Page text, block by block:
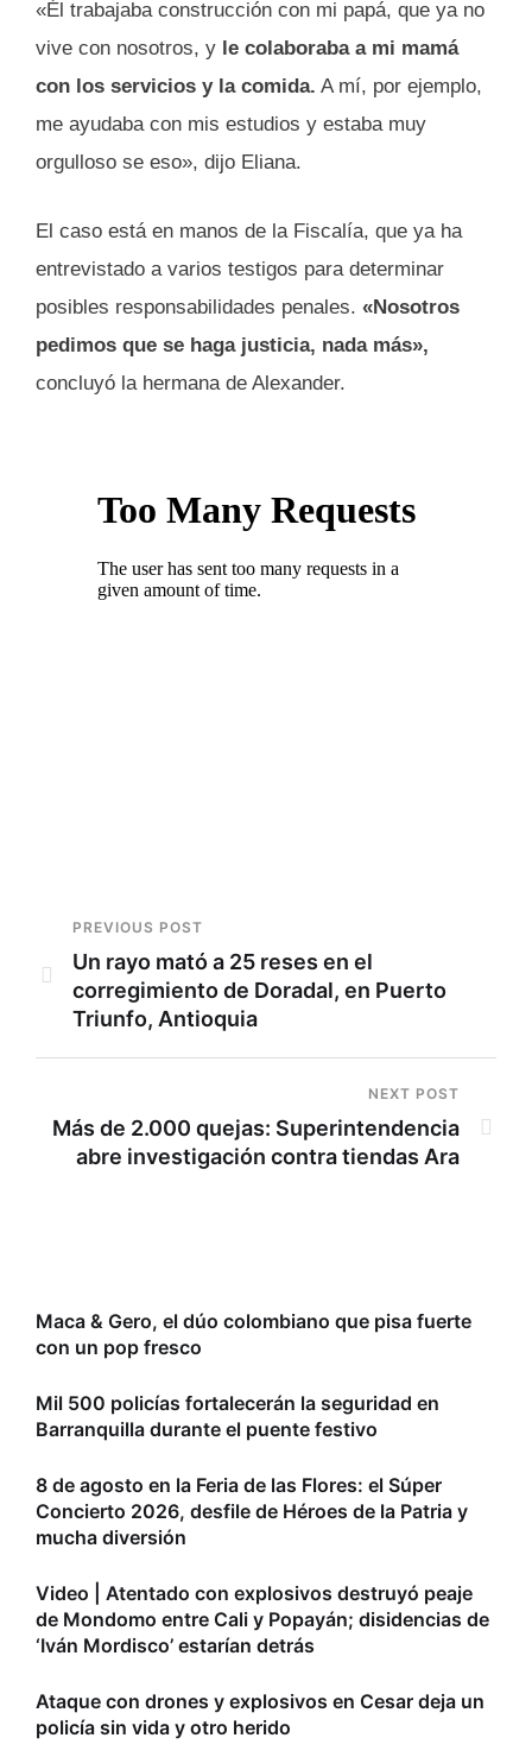
«Él trabajaba construcción con mi papá, que ya no
vive con nosotros, y le colaboraba a mi mamá
con los servicios y la comida. A mí, por ejemplo,
me ayudaba con mis estudios y estaba muy
orgulloso se eso», dijo Eliana.
El caso está en manos de la Fiscalía, que ya ha
entrevistado a varios testigos para determinar
posibles responsabilidades penales. «Nosotros
pedimos que se haga justicia, nada más»,
concluyó la hermana de Alexander.
PREVIOUS POST
Un rayo mató a 25 reses en el
corregimiento de Doradal, en Puerto
Triunfo, Antioquia
NEXT POST
Más de 2.000 quejas: Superintendencia
abre investigación contra tiendas Ara
Maca & Gero, el dúo colombiano que pisa fuerte
con un pop fresco
Mil 500 policías fortalecerán la seguridad en
Barranquilla durante el puente festivo
8 de agosto en la Feria de las Flores: el Súper
Concierto 2026, desfile de Héroes de la Patria y
mucha diversión
Video | Atentado con explosivos destruyó peaje
de Mondomo entre Cali y Popayán; disidencias de
‘Iván Mordisco’ estarían detrás
Ataque con drones y explosivos en Cesar deja un
policía sin vida y otro herido